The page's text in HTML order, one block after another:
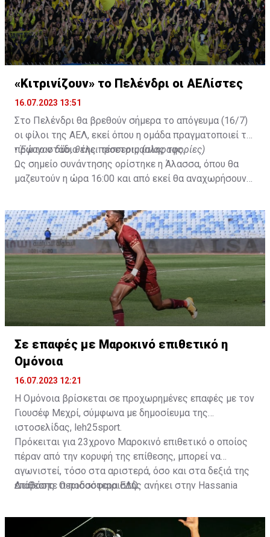
«Κιτρινίζουν» το Πελένδρι οι ΑΕΛίστες
16.07.2023 13:51
Στο Πελένδρι θα βρεθούν σήμερα το απόγευμα (16/7)
οι φίλοι της ΑΕΛ, εκεί όπου η ομάδα πραγματοποιεί το
πρώτο στάδιο της προετοιμασίας της.
•Έφυγαν δύο, θέλει τέσσερις (πληροφορίες)
Ως σημείο συνάντησης ορίστηκε η Άλασσα, όπου θα
μαζευτούν η ώρα 16:00 και από εκεί θα αναχωρήσουν
δώοσυν το παρών τους στην απογευματινή προπόνηση
της ομάδας.
Σε επαφές με Μαροκινό επιθετικό η
Ομόνοια
16.07.2023 12:21
Η Ομόνοια βρίσκεται σε προχωρημένες επαφές με τον
Γιουσέφ Μεχρί, σύμφωνα με δημοσίευμα της
ιστοσελίδας, leh25sport.
Πρόκειται για 23χρονο Μαροκινό επιθετικό ο οποίος
πέραν από την κορυφή της επίθεσης, μπορεί να
αγωνιστεί, τόσο στα αριστερά, όσο και στα δεξιά της
επίθεσης. Ο ποδοσφαιριστής ανήκει στην Hassania
2026.
Διαβάστε περισσότεραΕΔΩ.